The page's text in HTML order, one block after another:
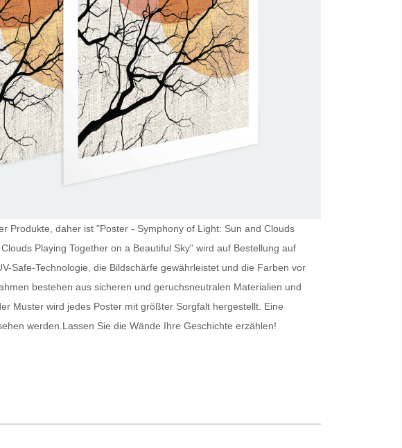
Produkte, daher ist "Poster - Symphony of Light: Sun and Clouds
Playing Together on a Beautiful Sky" wird auf Bestellung auf
Safe-Technologie, die Bildschärfe gewährleistet und die Farben vor
bestehen aus sicheren und geruchsneutralen Materialien und
Muster wird jedes Poster mit größter Sorgfalt hergestellt. Eine
werden. Lassen Sie die Wände Ihre Geschichte erzählen!